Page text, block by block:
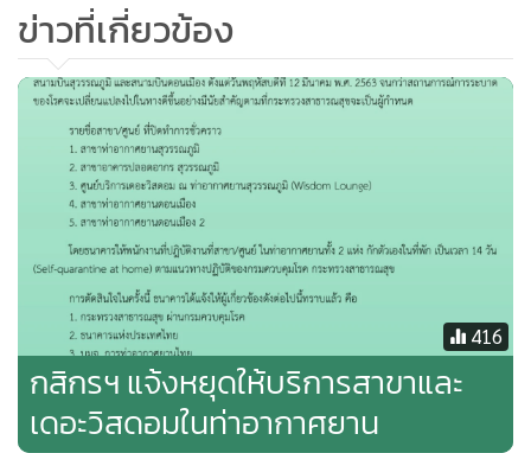
เพื่อร่วมป้องกัน เฝ้าระวัง และควบคุมการระบาดอย่างเข้มงวด
เป็นหน้าที่ของพลเมือง (Civic Duty) ที่พึงกระทำ และมีความ
สำคัญอย่างยิ่งยวด ธนาคารจึงขอประกาศหยุดการให้บริการ
สาขา และศูนย์บริการเดอะวิสดอม ในบริเวณสนามบิน
สุวรรณภูมิ และสนามบินดอนเมือง ตั้งแต่วันพฤหัสบดีที่ 12 มี.ค.
จนกว่าสถานการณ์การระบาดของโรคจะเปลี่ยนแปลงไปในทางดี
ขึ้นอย่างมีนัยสำคัญตามที่กระทรวงสาธารณสุขจะเป็นผู้กำหนด
และให้พนักงานที่ปฏิบัติงานกักตัวเองในที่พักเป็นเวลา 14 วัน
ตามแนวทางปฏิบัติของกรมควบคุมโรค กระทรวงสาธารณสุข
ทั้งนี้ ลูกค้าสามารถใช้บริการผ่านช่องทางอิเล็กทรอนิกส์ หรือ
สาขาของธนาคารในบริเวณใกล้เคียงได้ตามปกติ
ข่าวที่เกี่ยวข้อง
416
กสิกรฯ แจ้งหยุดให้บริการสาขาและ
เดอะวิสดอมในท่าอากาศยาน